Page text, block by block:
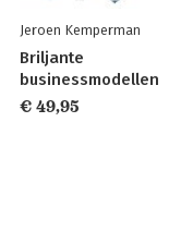
Jeroen Kemperman
Briljante
businessmodellen
€ 49,95